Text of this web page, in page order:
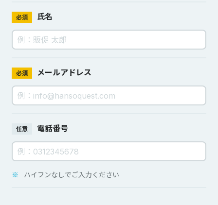
必須 氏名
必須 メールアドレス
任意 電話番号
※ ハイフンなしでご入力ください